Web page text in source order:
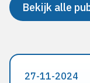
Bekijk alle
27-11-2024